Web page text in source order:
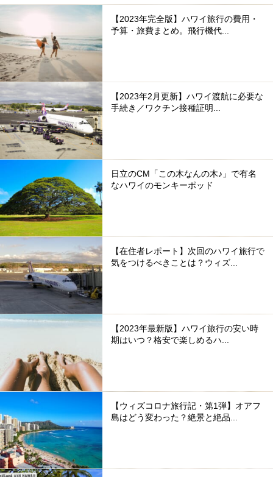
【2023年完全版】ハワイ旅行の費用・
予算・旅費まとめ。飛行機代...
【2023年2月更新】ハワイ渡航に必要な
手続き／ワクチン接種証明...
日立のCM「この木なんの木♪」で有名
なハワイのモンキーポッド
【在住者レポート】次回のハワイ旅行で
気をつけるべきことは？ウィズ...
【2023年最新版】ハワイ旅行の安い時
期はいつ？格安で楽しめるハ...
【ウィズコロナ旅行記・第1弾】オアフ
島はどう変わった？絶景と絶品...